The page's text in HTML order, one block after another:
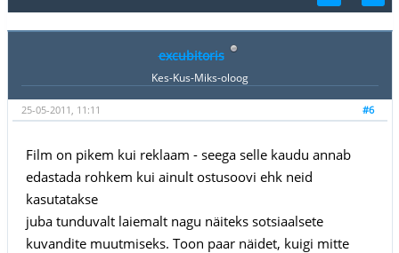
excubitoris
Kes-Kus-Miks-oloog
#6
25-05-2011, 11:11
Film on pikem kui reklaam - seega selle kaudu annab
edastada rohkem kui ainult ostusoovi ehk neid
kasutatakse
juba tunduvalt laiemalt nagu näiteks sotsiaalsete
kuvandite muutmiseks. Toon paar näidet, kuigi mitte